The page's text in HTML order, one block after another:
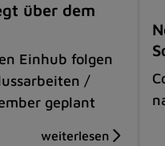
über dem
Einhub folgen
/
geplant